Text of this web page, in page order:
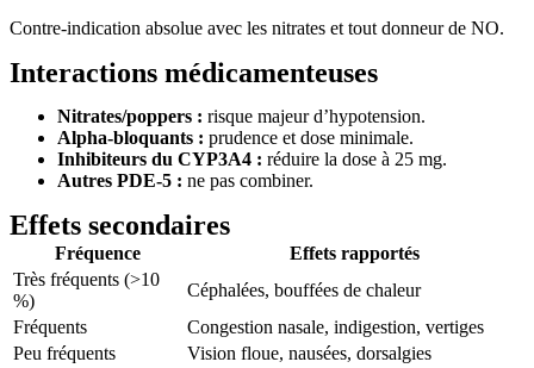
Contre-indication absolue avec les nitrates et tout donneur de NO.
Interactions médicamenteuses
Nitrates/poppers : risque majeur d’hypotension.
Alpha-bloquants : prudence et dose minimale.
Inhibiteurs du CYP3A4 : réduire la dose à 25 mg.
Autres PDE-5 : ne pas combiner.
Effets secondaires
Fréquence
Effets rapportés
Très fréquents (>10
%)
Céphalées, bouffées de chaleur
Fréquents
Congestion nasale, indigestion, vertiges
Peu fréquents
Vision floue, nausées, dorsalgies